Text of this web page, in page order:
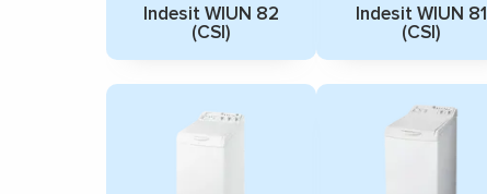
Indesit WIUN 82
(CSI)
Indesit WIUN 81
(CSI)